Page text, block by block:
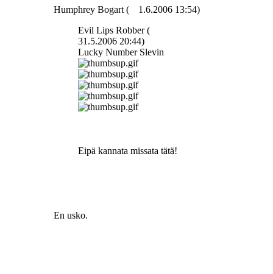
Humphrey Bogart (
1.6.2006 13:54)
Evil Lips Robber (
31.5.2006 20:44)
Lucky Number Slevin
Eipä kannata missata tätä!
En usko.